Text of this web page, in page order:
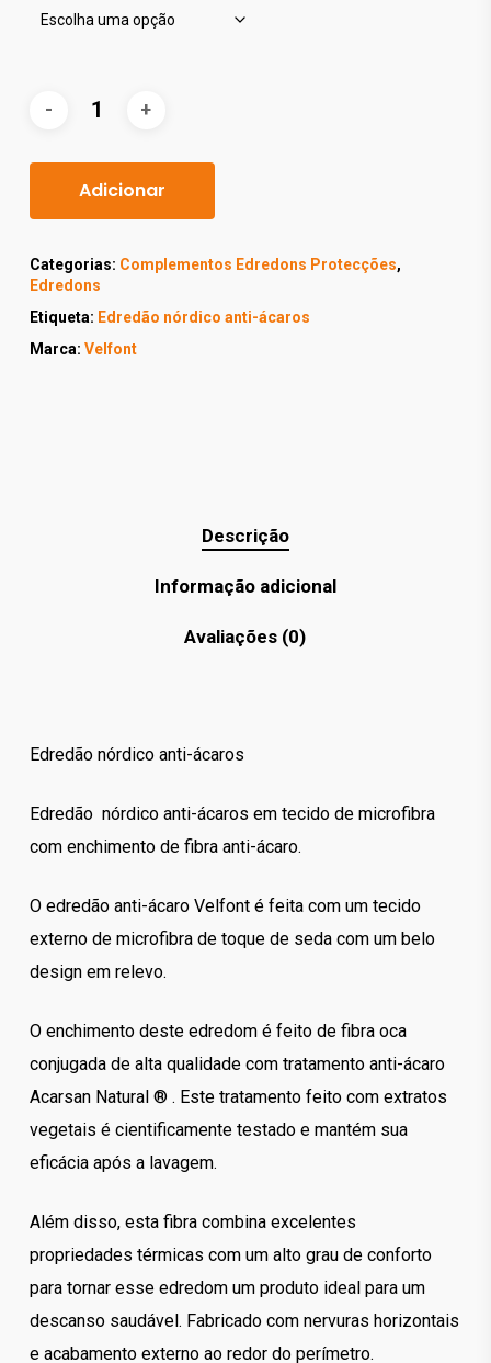
Adicionar
Categorias: Complementos Edredons Protecções,
Edredons
Etiqueta: Edredão nórdico anti-ácaros
Marca: Velfont
Descrição
Informação adicional
Avaliações (0)
Edredão nórdico anti-ácaros
Edredão nórdico anti-ácaros em tecido de microfibra
com enchimento de fibra anti-ácaro.
O edredão anti-ácaro Velfont é feita com um tecido
externo de microfibra de toque de seda com um belo
design em relevo.
O enchimento deste edredom é feito de fibra oca
conjugada de alta qualidade com tratamento anti-ácaro
Acarsan Natural ® . Este tratamento feito com extratos
vegetais é cientificamente testado e mantém sua
eficácia após a lavagem.
Além disso, esta fibra combina excelentes
propriedades térmicas com um alto grau de conforto
para tornar esse edredom um produto ideal para um
descanso saudável. Fabricado com nervuras horizontais
e acabamento externo ao redor do perímetro.